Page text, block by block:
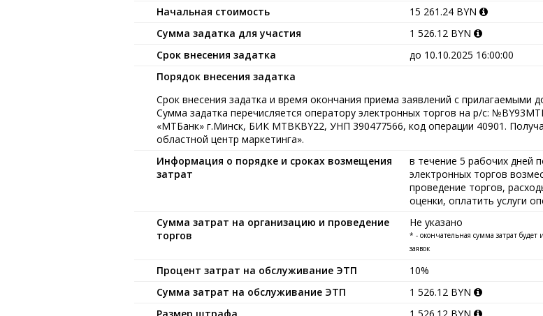
Начальная стоимость
15 261.24 BYN
Сумма задатка для участия
1 526.12 BYN
Срок внесения задатка
до 10.10.2025 16:00:00
Порядок внесения задатка
Срок внесения задатка и время окончания приема заявлений с прилагаемыми
Сумма задатка перечисляется оператору электронных торгов на р/с:
«МТБанк» г.Минск, БИК MTBKBY22, УНП 390477566, код операции 40901.
областной центр маркетинга».
Информация о порядке и сроках возмещения
затрат
в течение 5 рабочих дней
электронных торгов
проведение торгов,
оценки, оплатить услуги
Сумма затрат на организацию и проведение
торгов
Не указано
* - окончательная сумма затрат
заявок
Процент затрат на обслуживание ЭТП
10%
Сумма затрат на обслуживание ЭТП
1 526.12 BYN